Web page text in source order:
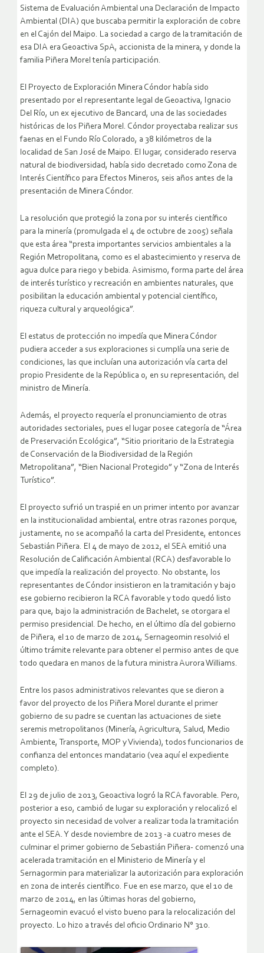
Sistema de Evaluación Ambiental una Declaración de Impacto
Ambiental (DIA) que buscaba permitir la exploración de cobre
en el Cajón del Maipo. La sociedad a cargo de la tramitación de
esa DIA era Geoactiva SpA, accionista de la minera, y donde la
familia Piñera Morel tenía participación.
El Proyecto de Exploración Minera Cóndor había sido
presentado por el representante legal de Geoactiva, Ignacio
Del Río, un ex ejecutivo de Bancard, una de las sociedades
históricas de los Piñera Morel. Cóndor proyectaba realizar sus
faenas en el Fundo Río Colorado, a 38 kilómetros de la
localidad de San José de Maipo. El lugar, considerado reserva
natural de biodiversidad, había sido decretado como Zona de
Interés Científico para Efectos Mineros, seis años antes de la
presentación de Minera Cóndor.
La resolución que protegió la zona por su interés científico
para la minería (promulgada el 4 de octubre de 2005) señala
que esta área “presta importantes servicios ambientales a la
Región Metropolitana, como es el abastecimiento y reserva de
agua dulce para riego y bebida. Asimismo, forma parte del área
de interés turístico y recreación en ambientes naturales, que
posibilitan la educación ambiental y potencial científico,
riqueza cultural y arqueológica”.
El estatus de protección no impedía que Minera Cóndor
pudiera acceder a sus exploraciones si cumplía una serie de
condiciones, las que incluían una autorización vía carta del
propio Presidente de la República o, en su representación, del
ministro de Minería.
Además, el proyecto requería el pronunciamiento de otras
autoridades sectoriales, pues el lugar posee categoría de “Área
de Preservación Ecológica”, “Sitio prioritario de la Estrategia
de Conservación de la Biodiversidad de la Región
Metropolitana”, “Bien Nacional Protegido” y “Zona de Interés
Turístico”.
El proyecto sufrió un traspié en un primer intento por avanzar
en la institucionalidad ambiental, entre otras razones porque,
justamente, no se acompañó la carta del Presidente, entonces
Sebastián Piñera. El 4 de mayo de 2012, el SEA emitió una
Resolución de Calificación Ambiental (RCA) desfavorable lo
que impedía la realización del proyecto. No obstante, los
representantes de Cóndor insistieron en la tramitación y bajo
ese gobierno recibieron la RCA favorable y todo quedó listo
para que, bajo la administración de Bachelet, se otorgara el
permiso presidencial. De hecho, en el último día del gobierno
de Piñera, el 10 de marzo de 2014, Sernageomin resolvió el
último trámite relevante para obtener el permiso antes de que
todo quedara en manos de la futura ministra Aurora Williams.
Entre los pasos administrativos relevantes que se dieron a
favor del proyecto de los Piñera Morel durante el primer
gobierno de su padre se cuentan las actuaciones de siete
seremis metropolitanos (Minería, Agricultura, Salud, Medio
Ambiente, Transporte, MOP y Vivienda), todos funcionarios de
confianza del entonces mandatario (vea aquí el expediente
completo).
El 29 de julio de 2013, Geoactiva logró la RCA favorable. Pero,
posterior a eso, cambió de lugar su exploración y relocalizó el
proyecto sin necesidad de volver a realizar toda la tramitación
ante el SEA. Y desde noviembre de 2013 -a cuatro meses de
culminar el primer gobierno de Sebastián Piñera- comenzó una
acelerada tramitación en el Ministerio de Minería y el
Sernagormin para materializar la autorización para exploración
en zona de interés científico. Fue en ese marzo, que el 10 de
marzo de 2014, en las últimas horas del gobierno,
Sernageomin evacuó el visto bueno para la relocalización del
proyecto. Lo hizo a través del oficio Ordinario N° 310.